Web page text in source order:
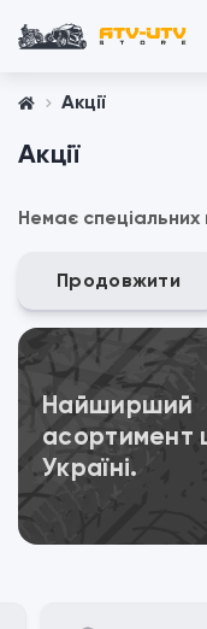
Акції
Акції
Немає спеціальних
Продовжити
Найширший
асортимент
Україні.